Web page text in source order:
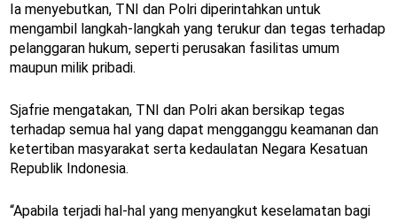
Ia menyebutkan, TNI dan Polri diperintahkan untuk
mengambil langkah-langkah yang terukur dan tegas terhadap
pelanggaran hukum, seperti perusakan fasilitas umum
maupun milik pribadi.
Sjafrie mengatakan, TNI dan Polri akan bersikap tegas
terhadap semua hal yang dapat mengganggu keamanan dan
ketertiban masyarakat serta kedaulatan Negara Kesatuan
Republik Indonesia.
“Apabila terjadi hal-hal yang menyangkut keselamatan bagi